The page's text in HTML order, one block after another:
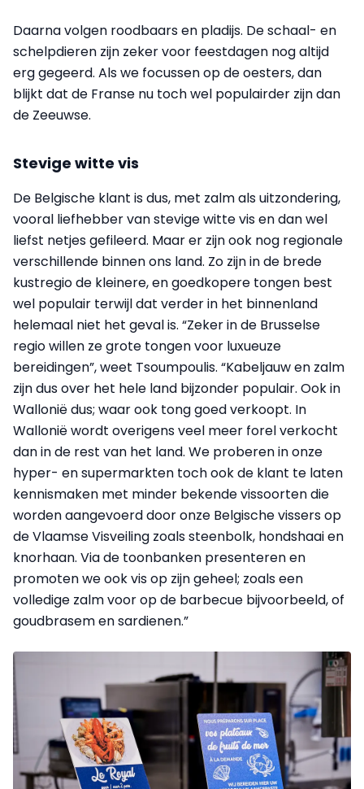
Daarna volgen roodbaars en pladijs. De schaal- en
schelpdieren zijn zeker voor feestdagen nog altijd
erg gegeerd. Als we focussen op de oesters, dan
blijkt dat de Franse nu toch wel populairder zijn dan
de Zeeuwse.
Stevige witte vis
De Belgische klant is dus, met zalm als uitzondering,
vooral liefhebber van stevige witte vis en dan wel
liefst netjes gefileerd. Maar er zijn ook nog regionale
verschillende binnen ons land. Zo zijn in de brede
kustregio de kleinere, en goedkopere tongen best
wel populair terwijl dat verder in het binnenland
helemaal niet het geval is. “Zeker in de Brusselse
regio willen ze grote tongen voor luxueuze
bereidingen”, weet Tsoumpoulis. “Kabeljauw en zalm
zijn dus over het hele land bijzonder populair. Ook in
Wallonië dus; waar ook tong goed verkoopt. In
Wallonië wordt overigens veel meer forel verkocht
dan in de rest van het land. We proberen in onze
hyper- en supermarkten toch ook de klant te laten
kennismaken met minder bekende vissoorten die
worden aangevoerd door onze Belgische vissers op
de Vlaamse Visveiling zoals steenbolk, hondshaai en
knorhaan. Via de toonbanken presenteren en
promoten we ook vis op zijn geheel; zoals een
volledige zalm voor op de barbecue bijvoorbeeld, of
goudbrasem en sardienen.”